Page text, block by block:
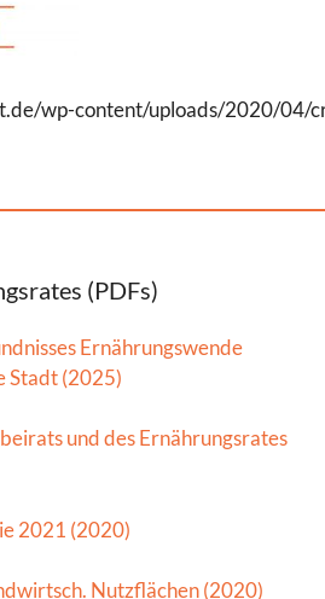
wp-content/uploads/2020/04/
(PDFs)
Ernährungswende
Stadt (2025)
und des Ernährungsrates
2021 (2020)
Nutzflächen (2020)